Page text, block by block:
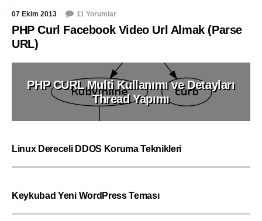
07 Ekim 2013 11 Yorumlar
PHP Curl Facebook Video Url Almak (Parse
URL)
PHP CURL Multi Kullanımı ve Detayları
Thread Yapımı
Linux Dereceli DDOS Koruma Teknikleri
Keykubad Yeni WordPress Teması